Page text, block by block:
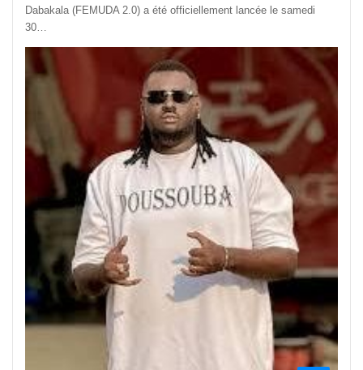
Dabakala (FEMUDA 2.0) a été officiellement lancée le samedi
30…